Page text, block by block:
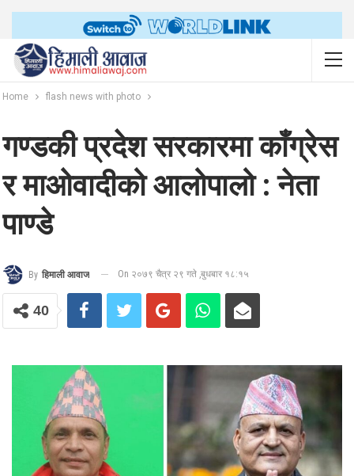
Home flash news with photo
गण्डकी प्रदेश सरकारमा काँग्रेस
र माओवादीको आलोपालो : नेता
पाण्डे
By हिमाली आवाज On २०७९ चैत्र २९ गते ,बुधबार १८:१५
40